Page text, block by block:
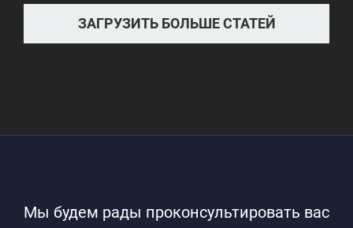
ЗАГРУЗИТЬ БОЛЬШЕ СТАТЕЙ
Мы будем рады проконсультировать вас